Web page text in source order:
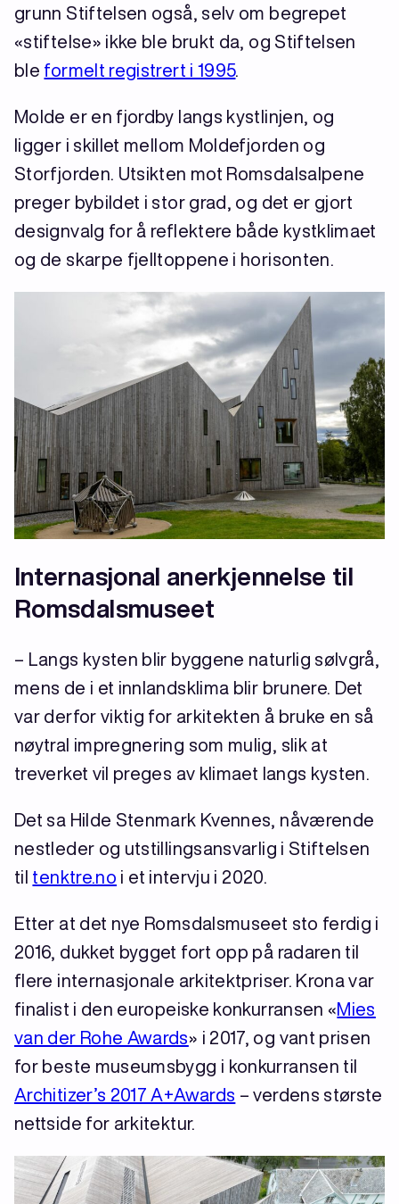
grunn Stiftelsen også, selv om begrepet
«stiftelse» ikke ble brukt da, og Stiftelsen
ble formelt registrert i 1995.
Molde er en fjordby langs kystlinjen, og
ligger i skillet mellom Moldefjorden og
Storfjorden. Utsikten mot Romsdalsalpene
preger bybildet i stor grad, og det er gjort
designvalg for å reflektere både kystklimaet
og de skarpe fjelltoppene i horisonten.
Internasjonal anerkjennelse til
Romsdalsmuseet
– Langs kysten blir byggene naturlig sølvgrå,
mens de i et innlandsklima blir brunere. Det
var derfor viktig for arkitekten å bruke en så
nøytral impregnering som mulig, slik at
treverket vil preges av klimaet langs kysten.
Det sa Hilde Stenmark Kvennes, nåværende
nestleder og utstillingsansvarlig i Stiftelsen
til tenktre.no i et intervju i 2020.
Etter at det nye Romsdalsmuseet sto ferdig i
2016, dukket bygget fort opp på radaren til
flere internasjonale arkitektpriser. Krona var
finalist i den europeiske konkurransen «Mies
van der Rohe Awards» i 2017, og vant prisen
for beste museumsbygg i konkurransen til
Architizer’s 2017 A+Awards – verdens største
nettside for arkitektur.